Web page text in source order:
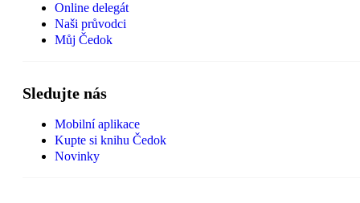
Online delegát
Naši průvodci
Můj Čedok
Sledujte nás
Mobilní aplikace
Kupte si knihu Čedok
Novinky